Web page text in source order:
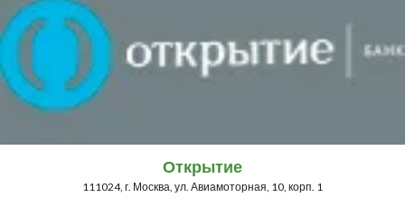
Открытие
111024, г. Москва, ул. Авиамоторная, 10, корп. 1